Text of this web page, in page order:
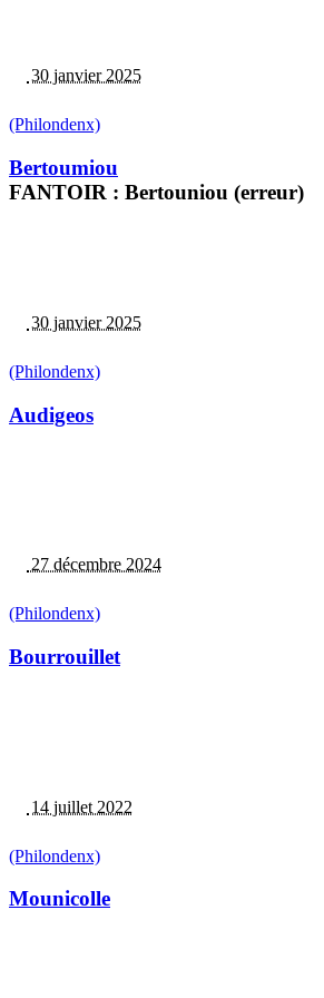
30 janvier 2025
(Philondenx)
Bertoumiou
FANTOIR : Bertouniou (erreur)
30 janvier 2025
(Philondenx)
Audigeos
27 décembre 2024
(Philondenx)
Bourrouillet
14 juillet 2022
(Philondenx)
Mounicolle